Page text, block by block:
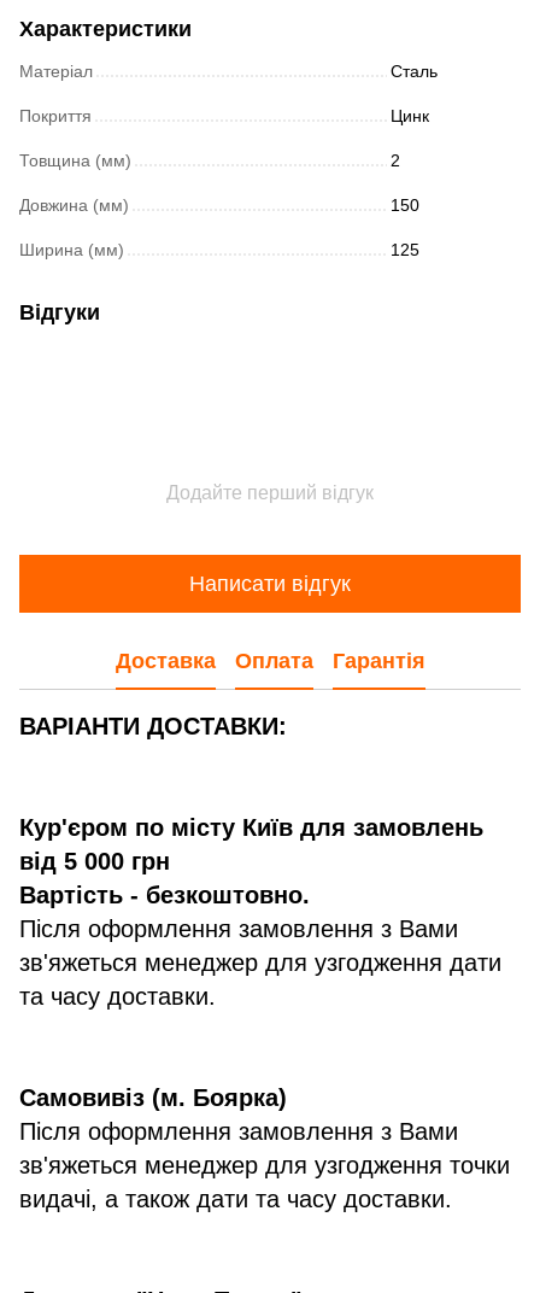
Характеристики
Матеріал Сталь
Покриття Цинк
Товщина (мм) 2
Довжина (мм) 150
Ширина (мм) 125
Відгуки
Додайте перший відгук
Написати відгук
Доставка Оплата Гарантія
ВАРІАНТИ ДОСТАВКИ:
Кур'єром по місту Київ для замовлень
від 5 000 грн
Вартість - безкоштовно.
Після оформлення замовлення з Вами
зв'яжеться менеджер для узгодження дати
та часу доставки.
Самовивіз (м. Боярка)
Після оформлення замовлення з Вами
зв'яжеться менеджер для узгодження точки
видачі, а також дати та часу доставки.